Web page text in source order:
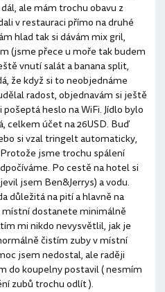
ale mám trochu obavu z
v restauraci přímo na druhé
hlad tak si dávám mix gril,
(jsme přece u moře tak budem
vnutí salát a banana split,
že když si to neobjednáme
radost, objednavám si ještě
heslo na WiFi. Jídlo bylo
celkem účet na 26USD. Buď
si vzal tringelt automaticky,
jsme trochu spálení
Po cestě na hotel si
jsem Ben&Jerrys) a vodu.
důležitá na pití a hlavně na
dostanete minimálně
mi nikdo nevysvětlil, jak je
čistím zuby v místní
jsem nedostal, ale raději
do koupelny postavil ( nesmím
zubů trochu odlít ).